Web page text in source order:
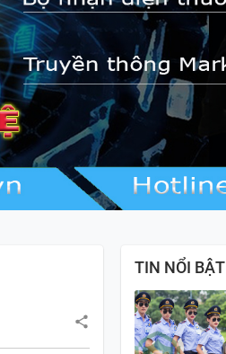
TIN NỔI BẬT